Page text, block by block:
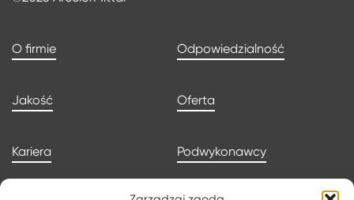
O firmie Odpowiedzialność
Jakość Oferta
Kariera Podwykonawcy